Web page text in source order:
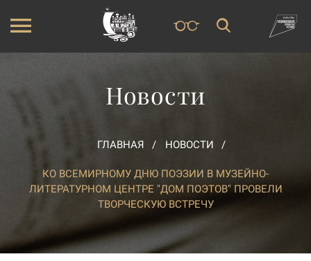
Новости
ГЛАВНАЯ НОВОСТИ
КО ВСЕМИРНОМУ ДНЮ ПОЭЗИИ В МУЗЕЙНО-
ЛИТЕРАТУРНОМ ЦЕНТРЕ "ДОМ ПОЭТОВ" ПРОВЕЛИ
ТВОРЧЕСКУЮ ВСТРЕЧУ